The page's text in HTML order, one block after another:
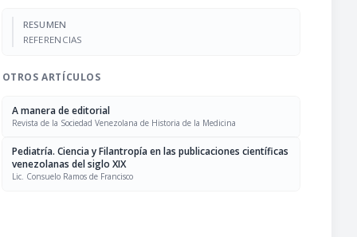
RESUMEN
REFERENCIAS
OTROS ARTÍCULOS
A manera de editorial
Revista de la Sociedad Venezolana de Historia de la Medicina
Pediatría. Ciencia y Filantropía en las publicaciones científicas
venezolanas del siglo XIX
Lic. Consuelo Ramos de Francisco